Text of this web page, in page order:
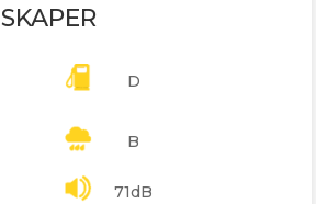
D
B
71dB